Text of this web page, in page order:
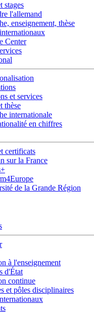
stages
l'allemand
enseignement, thèse
Center
et services
thèse
internationale
en chiffres
certificats
sur la France
de la Grande Région
à l'enseignement
d'État
continue
et pôles disciplinaires